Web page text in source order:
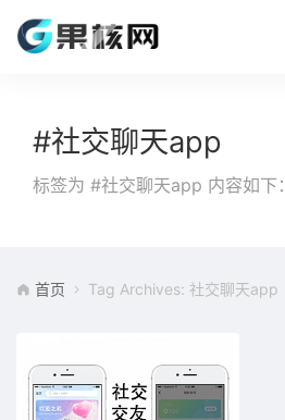
#社交聊天app
标签为 #社交聊天app 内容如下：
首页 Tag Archives: 社交聊天app